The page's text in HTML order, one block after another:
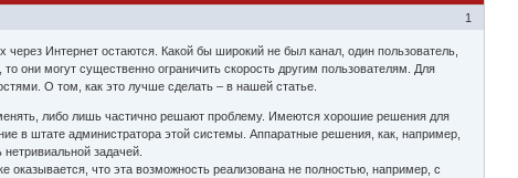
1
Интернет остаются. Какой бы широкий не был канал, один пользователь,
они могут существенно ограничить скорость другим пользователям. Для
О том, как это лучше сделать – в нашей статье.
либо лишь частично решают проблему. Имеются хорошие решения для
в штате администратора этой системы. Аппаратные решения, как, например,
задачей.
оказывается, что эта возможность реализована не полностью, например, с